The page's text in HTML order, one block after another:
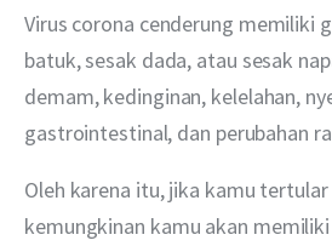
Virus corona cenderung memiliki
batuk, sesak dada, atau sesak
demam, kedinginan, kelelahan,
gastrointestinal, dan perubahan
Oleh karena itu, jika kamu tertular
kemungkinan kamu akan